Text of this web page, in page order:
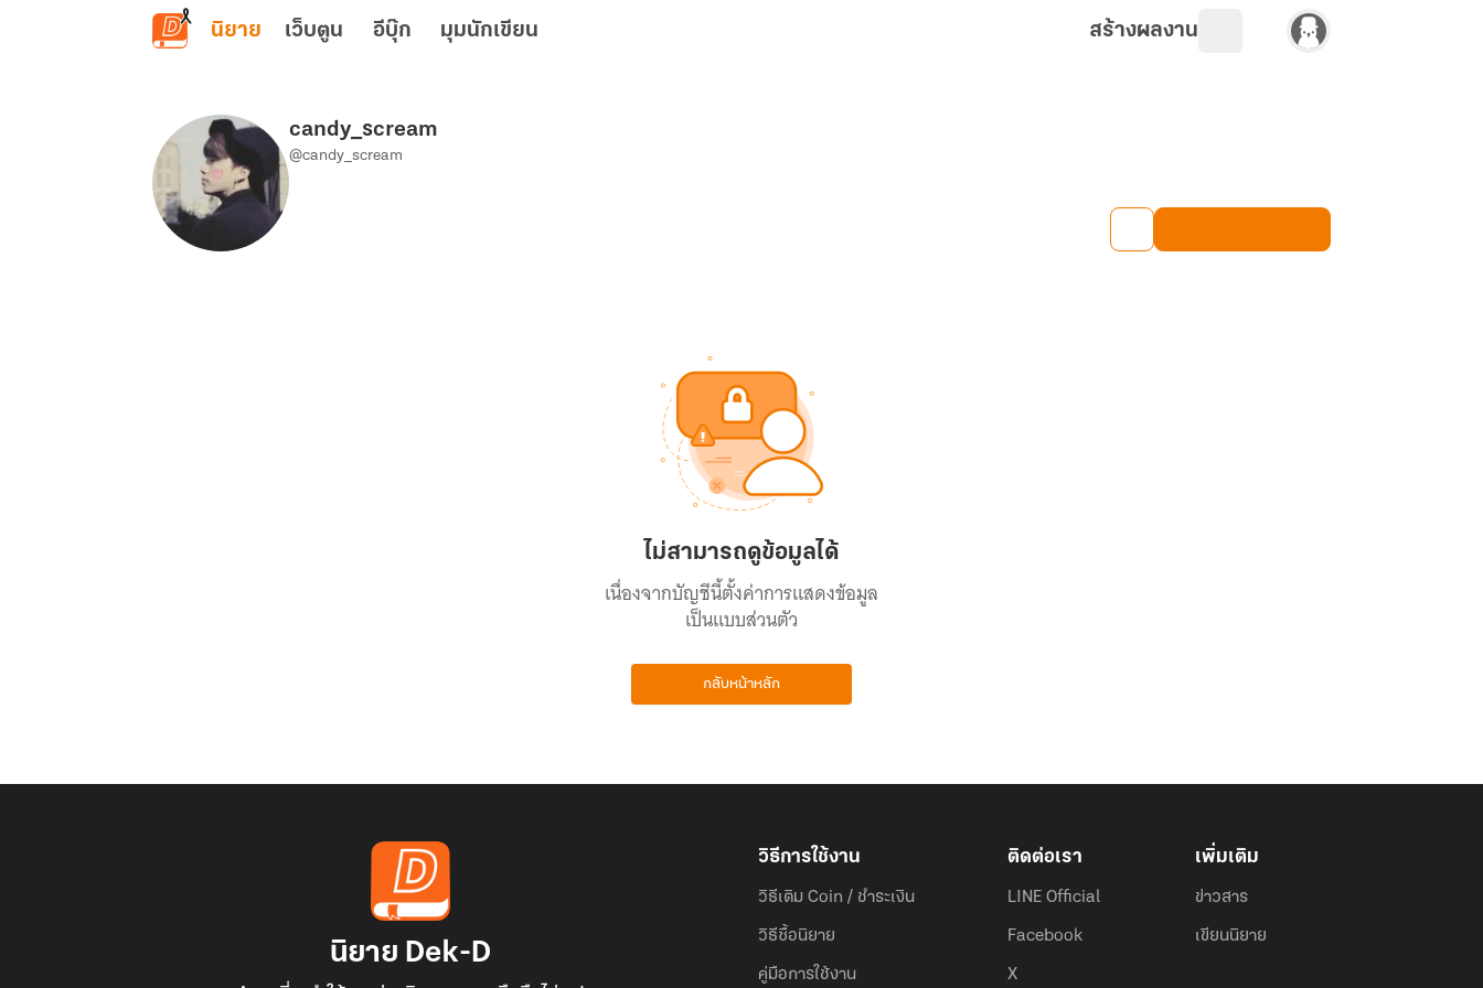
ข้ามไปยังเนื้อหาหลัก
นิยาย เว็บตูน อีบุ๊ก มุมนักเขียน สร้างผลงาน
candy_scream
@candy_scream
ไม่สามารถดูข้อมูลได้
เนื่องจากบัญชีนี้ตั้งค่าการแสดงข้อมูล
เป็นแบบส่วนตัว
กลับหน้าหลัก
นิยาย Dek-D
วิธีการใช้งาน
วิธีเติม Coin / ชำระเงิน
วิธีซื้อนิยาย
คู่มือการใช้งาน
ติดต่อเรา
LINE Official
Facebook
X
เพิ่มเติม
ข่าวสาร
เขียนนิยาย